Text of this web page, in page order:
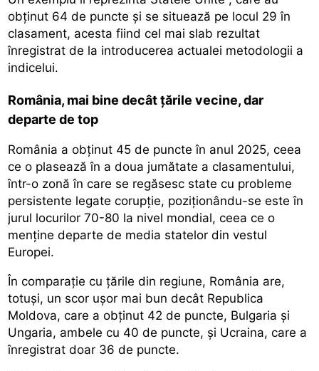
obținut 64 de puncte și se situează pe locul 29 în
clasament, acesta fiind cel mai slab rezultat
înregistrat de la introducerea actualei metodologii a
indicelui.
România, mai bine decât ţările vecine, dar
departe de top
România a obținut 45 de puncte în anul 2025, ceea
ce o plasează în a doua jumătate a clasamentului,
într-o zonă în care se regăsesc state cu probleme
persistente legate corupţie, poziţionându-se este în
jurul locurilor 70-80 la nivel mondial, ceea ce o
menține departe de media statelor din vestul
Europei.
În comparație cu țările din regiune, România are,
totuşi, un scor ușor mai bun decât Republica
Moldova, care a obținut 42 de puncte, Bulgaria și
Ungaria, ambele cu 40 de puncte, și Ucraina, care a
înregistrat doar 36 de puncte.